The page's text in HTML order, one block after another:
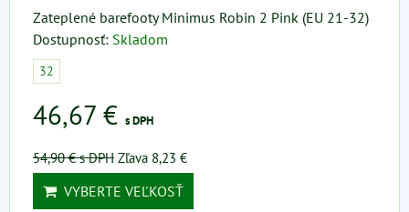
Zateplené barefooty Minimus Robin 2 Pink (EU 21-32)
Dostupnosť: Skladom
32
46,67 € s DPH
54,90 €s DPH Zľava 8,23 €
VYBERTE VEĽKOSŤ